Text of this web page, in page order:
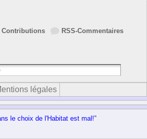
RSS-Commentaires
Contributions
légales
le choix de l'Habitat est mal!”